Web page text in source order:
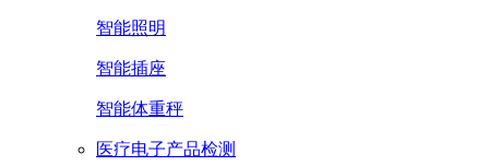
智能照明
智能插座
智能体重秤
医疗电子产品检测